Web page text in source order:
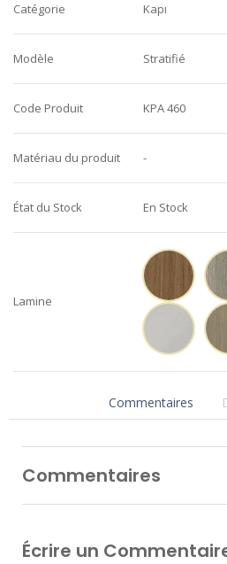
Catégorie Kapı
Modèle Stratifié
Code Produit KPA 460
Matériau du produit -
État du Stock En Stock
Lamine
Commentaires
Commentaires
Écrire un